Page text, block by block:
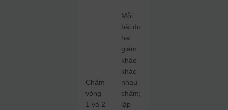
Chấm
vòng
1 và 2
Mỗi
bài do
hai
giám
khảo
khác
nhau
chấm;
lập